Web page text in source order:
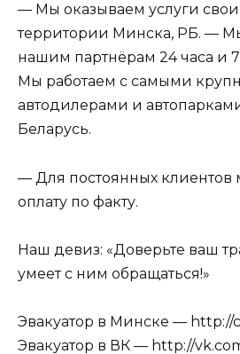
— Мы оказываем услуги
территории Минска, РБ. —
нашим партнёрам 24 часа и
Мы работаем с самыми
автодилерами и
Беларусь.
— Для постоянных клиентов
оплату по факту.
Наш девиз: «Доверьте ваш
умеет с ним обращаться!»
Эвакуатор в Минске — http://
Эвакуатор в ВК — http://